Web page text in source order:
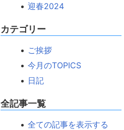
迎春2024
カテゴリー
ご挨拶
今月のTOPICS
日記
全記事一覧
全ての記事を表示する